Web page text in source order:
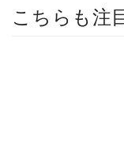
こちらも注